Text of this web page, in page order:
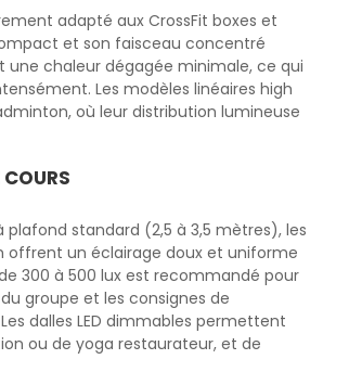
adapté aux CrossFit boxes et
et son faisceau concentré
chaleur dégagée minimale, ce qui
Les modèles linéaires high
où leur distribution lumineuse
COURS
standard (2,5 à 3,5 mètres), les
offrent un éclairage doux et uniforme
300 à 500 lux est recommandé pour
groupe et les consignes de
dalles LED dimmables permettent
ou de yoga restaurateur, et de